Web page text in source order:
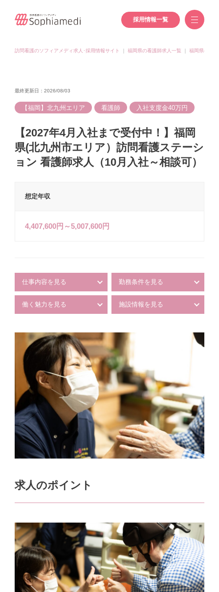
採用情報一覧
訪問看護のソフィアメディ求人･採用情報サイト 福岡県の看護師求人一覧 福岡県(北九
最終更新日：2026/08/03
【福岡】北九州エリア 看護師 入社支度金40万円
【2027年4月入社まで受付中！】福岡
県(北九州市エリア）訪問看護ステーシ
ョン 看護師求人（10月入社～相談可）
想定年収
4,407,600円～5,007,600円
仕事内容を見る 勤務条件を見る
働く魅力を見る 施設情報を見る
求人のポイント